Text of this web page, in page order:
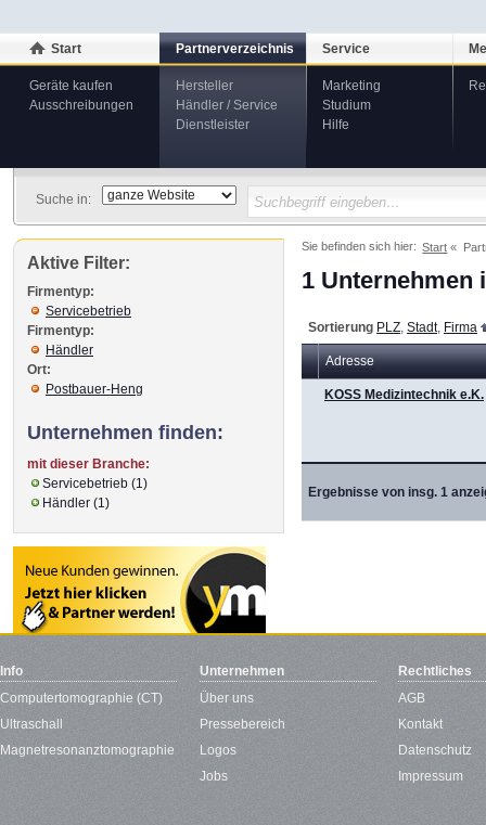
Start
Geräte kaufen
Ausschreibungen
Partnerverzeichnis
Hersteller
Händler / Service
Dienstleister
Service
Marketing
Studium
Hilfe
Suche in:
Sie befinden sich hier: Start
1 Unternehmen
Sortierung PLZ Stadt, Firma
Adresse
Ergebnisse von insg. 1
KOSS Medizintechnik e.K.
Aktive Filter:
Firmentyp:
Servicebetrieb
Firmentyp:
Händler
Ort:
Postbauer-Heng
Unternehmen finden:
mit dieser Branche:
Servicebetrieb (1)
Händler (1)
Info
Computertomographie (CT)
Ultraschall
Magnetresonanztomographie
Unternehmen
Über uns
Pressebereich
Logos
Jobs
Rechtliches
AGB
Kontakt
Datenschutz
Impressum